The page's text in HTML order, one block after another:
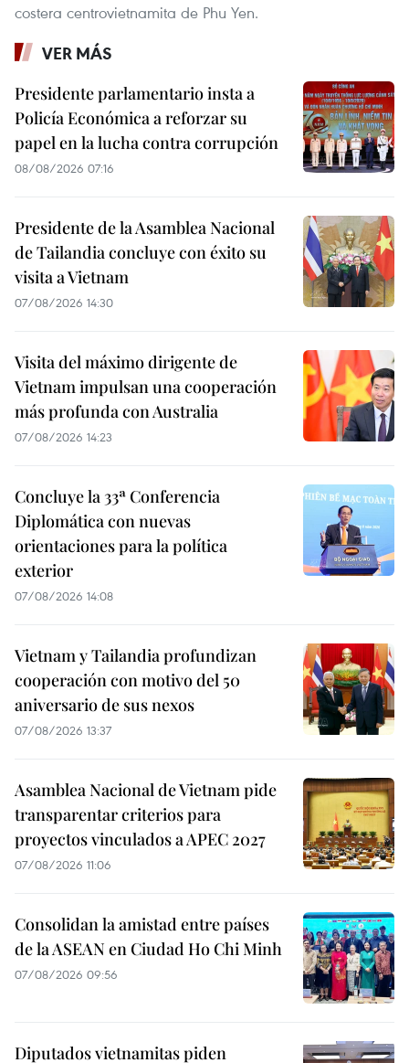
costera centrovietnamita de Phu Yen.
VER MÁS
Presidente parlamentario insta a
Policía Económica a reforzar su
papel en la lucha contra corrupción
08/08/2026 07:16
Presidente de la Asamblea Nacional
de Tailandia concluye con éxito su
visita a Vietnam
07/08/2026 14:30
Visita del máximo dirigente de
Vietnam impulsan una cooperación
más profunda con Australia
07/08/2026 14:23
Concluye la 33ª Conferencia
Diplomática con nuevas
orientaciones para la política
exterior
07/08/2026 14:08
Vietnam y Tailandia profundizan
cooperación con motivo del 50
aniversario de sus nexos
07/08/2026 13:37
Asamblea Nacional de Vietnam pide
transparentar criterios para
proyectos vinculados a APEC 2027
07/08/2026 11:06
Consolidan la amistad entre países
de la ASEAN en Ciudad Ho Chi Minh
07/08/2026 09:56
Diputados vietnamitas piden